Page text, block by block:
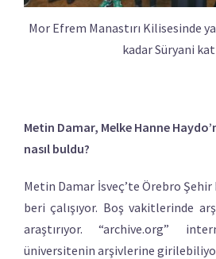
Mor Efrem Manastırı Kilisesinde
kadar Süryani
Metin Damar, Melke Hanne
nasıl buldu?
Metin Damar İsveç’te Örebro Şehir
beri çalışıyor. Boş vakitlerinde
araştırıyor. “archive.org”
üniversitenin arşivlerine